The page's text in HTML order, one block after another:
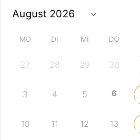
MO DI MI DO
27 28 29 30
3 4 5 6
10 11 12 13